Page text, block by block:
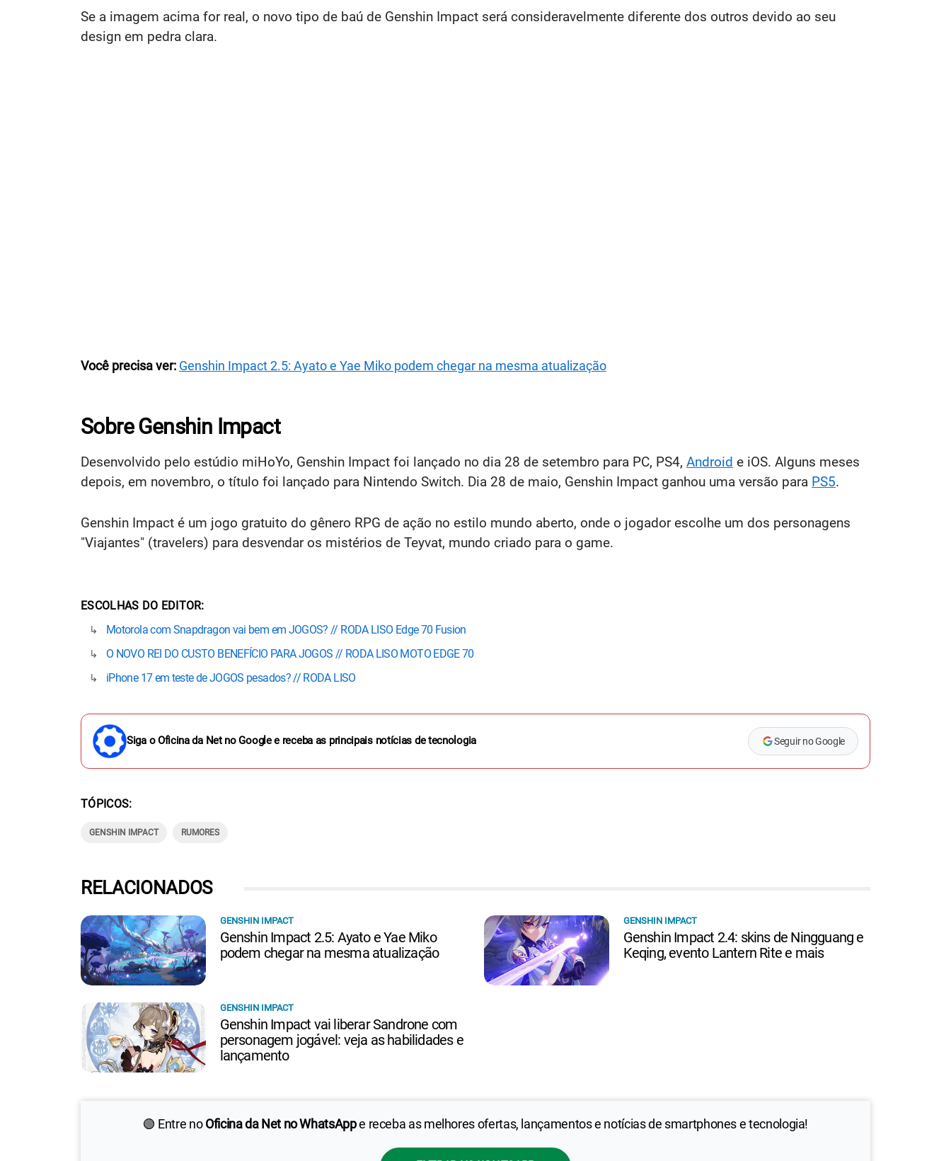
Se a imagem acima for real, o novo tipo de baú de Genshin Impact será consideravelmente diferente dos outros devido ao seu
design em pedra clara.
Você precisa ver: Genshin Impact 2.5: Ayato e Yae Miko podem chegar na mesma atualização
Sobre Genshin Impact
Desenvolvido pelo estúdio miHoYo, Genshin Impact foi lançado no dia 28 de setembro para PC, PS4, Android e iOS. Alguns meses
depois, em novembro, o título foi lançado para Nintendo Switch. Dia 28 de maio, Genshin Impact ganhou uma versão para PS5.
Genshin Impact é um jogo gratuito do gênero RPG de ação no estilo mundo aberto, onde o jogador escolhe um dos personagens
"Viajantes" (travelers) para desvendar os mistérios de Teyvat, mundo criado para o game.
ESCOLHAS DO EDITOR
Motorola com Snapdragon vai bem em JOGOS? // RODA LISO Edge 70 Fusion
O NOVO REI DO CUSTO BENEFÍCIO PARA JOGOS // RODA LISO MOTO EDGE 70
iPhone 17 em teste de JOGOS pesados? // RODA LISO
Siga o Oficina da Net no Google e receba as principais notícias de tecnologia Seguir no Google
TÓPICOS
GENSHIN IMPACT RUMORES
🟢 Entre noOficina da Net no WhatsAppe receba as melhores ofertas, lançamentos e notícias de smartphones e tecnologia!
RELACIONADOS
GENSHIN IMPACT
Genshin Impact 2.5: Ayato e Yae Miko
podem chegar na mesma atualização
GENSHIN IMPACT
Genshin Impact 2.4: skins de Ningguang e
Keqing, evento Lantern Rite e mais
GENSHIN IMPACT
Genshin Impact vai liberar Sandrone com
personagem jogável: veja as habilidades e
lançamento